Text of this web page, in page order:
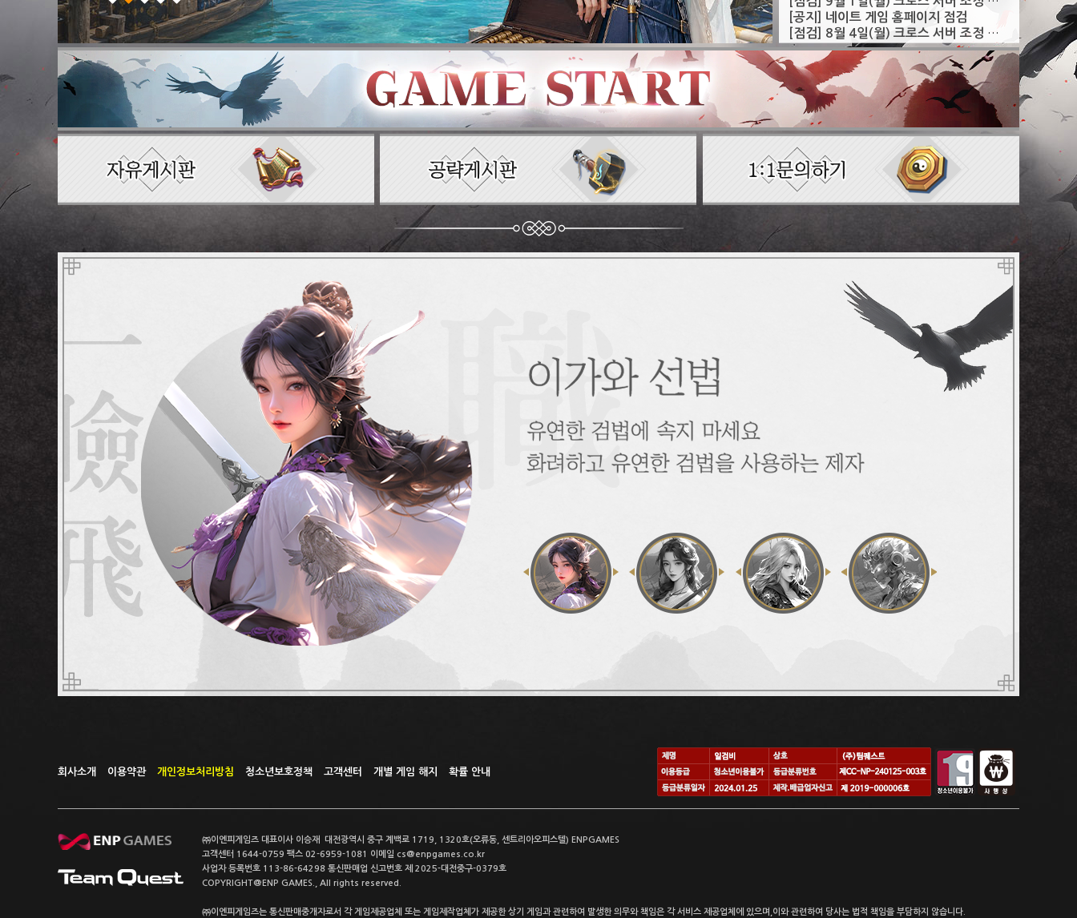
[공지] 네이트 게임 홈페이지 점검
[점검] 8월 4일(월) 크로스 서버 조정 안내
회사소개 이용약관 개인정보처리방침 청소년보호정책 고객센터 개별 게임 해지 확률 안내
㈜이엔피게임즈 대표이사 이승재 대전광역시 중구 계백로 1719, 1320호(오류동, 센트리아오피스텔) ENPGAMES
고객센터 1644-0759 팩스 02-6959-1081 이메일 cs@enpgames.co.kr
사업자 등록번호 113-86-64298 통신판매업 신고번호 제 2025-대전중구-0379호
COPYRIGHT@ENP GAMES., All rights reserved.
㈜이엔피게임즈는 통신판매중개자로서 각 게임제공업체 또는 게임제작업체가 제공한 상기 게임과 관련하여 발생한 의무와 책임은 각 서비스 제공업체에 있으며,이와 관련하여 당사는 법적 책임을 부담하지 않습니다.